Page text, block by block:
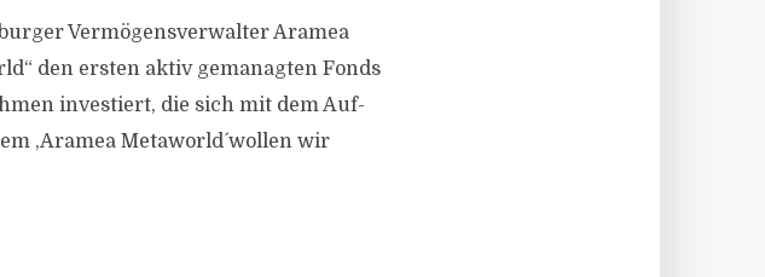
Vermögensverwalter Aramea
den ersten aktiv gemanagten Fonds
investiert, die sich mit dem Auf-
,Aramea Metaworld´ wollen wir